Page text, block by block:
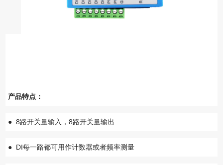
产品特点 ：
●8路开关量输入，8路开关量输出
● DI每一路都可用作计数器或者频率测量